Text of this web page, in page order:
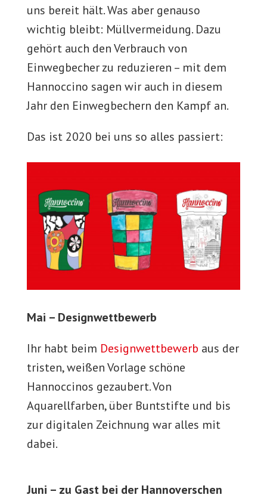
uns bereit hält. Was aber genauso
wichtig bleibt: Müllvermeidung. Dazu
gehört auch den Verbrauch von
Einwegbecher zu reduzieren – mit dem
Hannoccino sagen wir auch in diesem
Jahr den Einwegbechern den Kampf an.
Das ist 2020 bei uns so alles passiert:
Mai – Designwettbewerb
Ihr habt beim Designwettbewerb aus der
tristen, weißen Vorlage schöne
Hannoccinos gezaubert. Von
Aquarellfarben, über Buntstifte und bis
zur digitalen Zeichnung war alles mit
dabei.
Juni – zu Gast bei der Hannoverschen